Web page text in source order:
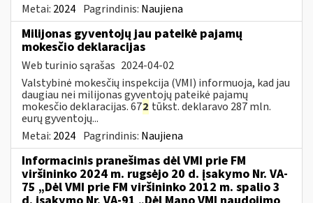
Metai: 2024 Pagrindinis: Naujiena
Milijonas gyventojų jau pateikė pajamų
mokesčio deklaracijas
Web turinio sąrašas 2024-04-02
Valstybinė mokesčių inspekcija (VMI) informuoja, kad jau
daugiau nei milijonas gyventojų pateikė pajamų
mokesčio deklaracijas. 672 tūkst. deklaravo 287 mln.
eurų gyventojų...
Metai: 2024 Pagrindinis: Naujiena
Informacinis pranešimas dėl VMI prie FM
viršininko 2024 m. rugsėjo 20 d. įsakymo Nr. VA-
75 „Dėl VMI prie FM viršininko 2012 m. spalio 3